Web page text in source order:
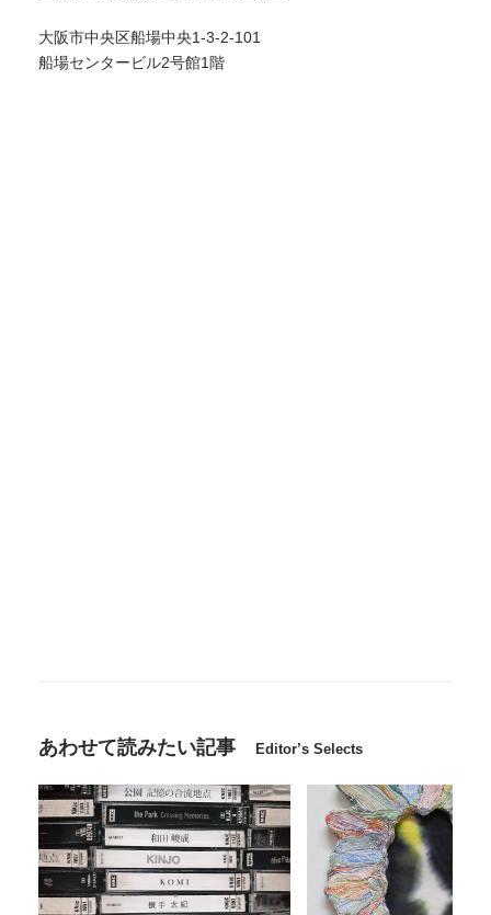
大阪市中央区船場中央1-3-2-101
船場センタービル2号館1階
あわせて読みたい記事 Editor’s Selects